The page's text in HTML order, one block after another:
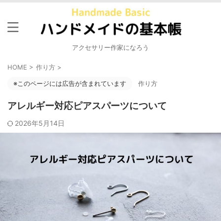
アクセサリー作家になろう
HOME > 作り方 >
※このページには広告が含まれています 作り方
アレルギー対応ピアスパーツについて
2026年5月14日